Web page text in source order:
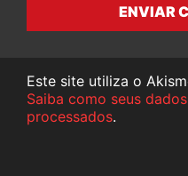
ENVIAR
Este site utiliza o
Saiba como seus
processados.